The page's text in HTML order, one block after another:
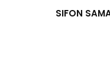
SIFON